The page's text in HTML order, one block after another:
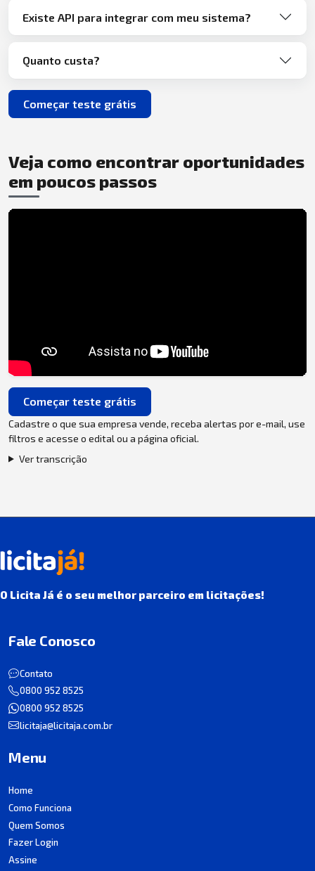
Existe API para integrar com meu sistema?
Quanto custa?
Começar teste grátis
Veja como encontrar oportunidades
em poucos passos
Começar teste grátis
Cadastre o que sua empresa vende, receba alertas por e-mail, use
filtros e acesse o edital ou a página oficial.
Ver transcrição
O Licita Já é o seu melhor parceiro em licitações!
Fale Conosco
Contato
0800 952 8525
0800 952 8525
licitaja@licitaja.com.br
Menu
Home
Como Funciona
Quem Somos
Fazer Login
Assine